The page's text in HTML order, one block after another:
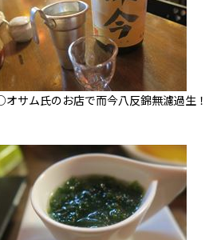
サム氏のお店で而今八反錦無濾過生！